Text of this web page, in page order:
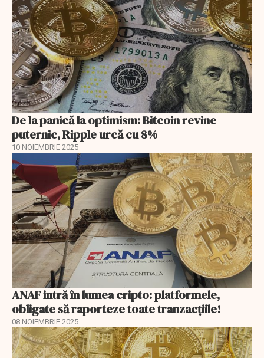
De la panică la optimism: Bitcoin revine
puternic, Ripple urcă cu 8%
10 NOIEMBRIE 2025
ANAF intră în lumea cripto: platformele,
obligate să raporteze toate tranzacțiile!
08 NOIEMBRIE 2025